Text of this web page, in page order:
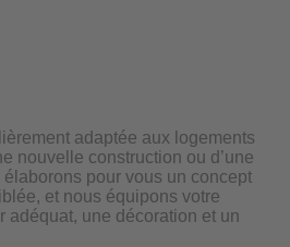
adaptée aux logements
nouvelle construction ou d’une
pour vous un concept
et nous équipons votre
adéquat, une décoration et un